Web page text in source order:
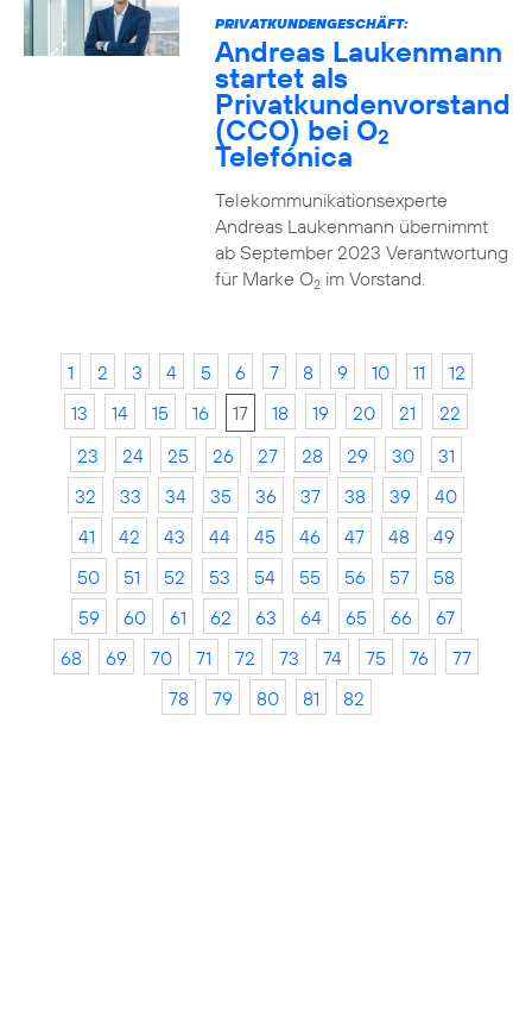
PRIVATKUNDENGESCHÄFT:
Andreas Laukenmann
startet als
Privatkundenvorstand
(CCO) bei O2
Telefónica
Telekommunikationsexperte
Andreas Laukenmann übernimmt
ab September 2023 Verantwortung
für Marke O2im Vorstand.
1 2 3 4 5 6 7 8 9 10 11
12
13
14 15 16 17 18 19 20 21
22
23
24 25 26 27 28 29 30
31
32
33 34 35 36 37 38 39
40
41
42 43 44 45 46 47 48
49
50
51 52 53 54 55 56 57
58
59
60 61 62 63 64 65 66
67
68
69 70 71 72 73 74 75 76
77
78
79 80 81 82